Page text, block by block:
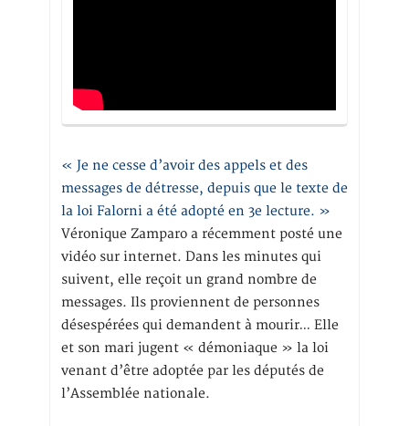
« Je ne cesse d’avoir des appels et des
messages de détresse, depuis que le texte de
la loi Falorni a été adopté en 3e lecture. »
Véronique Zamparo a récemment posté une
vidéo sur internet. Dans les minutes qui
suivent, elle reçoit un grand nombre de
messages. Ils proviennent de personnes
désespérées qui demandent à mourir… Elle
et son mari jugent « démoniaque » la loi
venant d’être adoptée par les députés de
l’Assemblée nationale.